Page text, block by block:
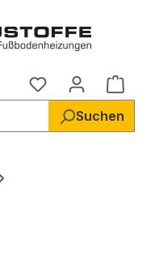
Suchen
Du hast 0